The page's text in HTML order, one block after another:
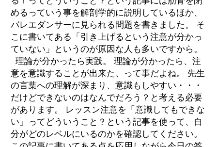
めるっていう事を解剖学的に説明しているほか、
バレエダンサーに見られる問題を書きました。 そ
こに書いてある「引き上げるという注意が分かっ
ていない」というのが原因な人も多いですから。
理論が分かったら実践。 理論が分かったら、注
意を意識することが出来た、って事だよね。 先生
の言葉への理解が深まり、意識もしやすい・・・
だけどできないのはなんでだろう？と考える必要
があります。 レッスン注意を「意識してもできな
い」ってどういうこと？という記事を使って、自
分がどのレベルにいるのかを確認してください。